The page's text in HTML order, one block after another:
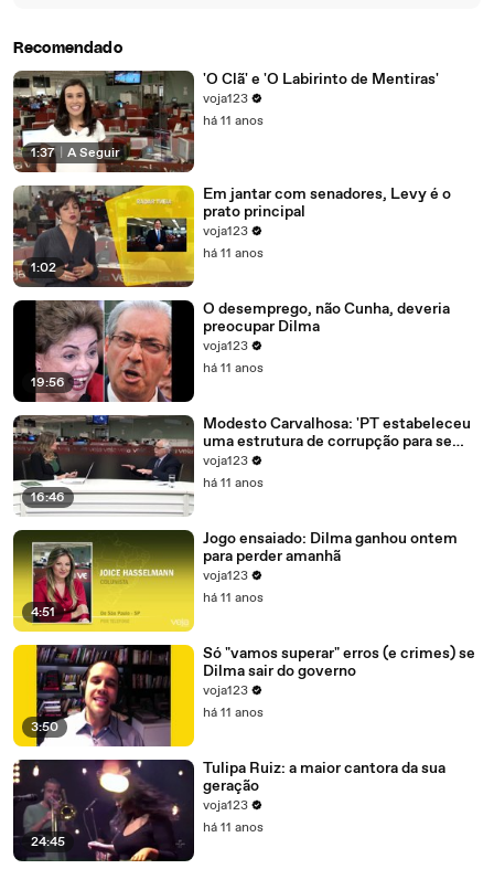
Recomendado
1:37 A Seguir
'O Clã' e 'O Labirinto de Mentiras'
voja123
há 11 anos
1:02
Em jantar com senadores, Levy é o
prato principal
voja123
há 11 anos
19:56
O desemprego, não Cunha, deveria
preocupar Dilma
voja123
há 11 anos
16:46
Modesto Carvalhosa: 'PT estabeleceu
uma estrutura de corrupção para se
manter no poder'
voja123
há 11 anos
4:51
Jogo ensaiado: Dilma ganhou ontem
para perder amanhã
voja123
há 11 anos
3:50
Só "vamos superar" erros (e crimes) se
Dilma sair do governo
voja123
há 11 anos
24:45
Tulipa Ruiz: a maior cantora da sua
geração
voja123
há 11 anos